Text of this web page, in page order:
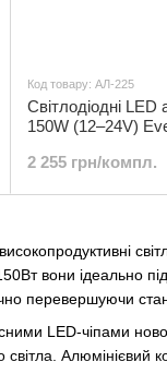
вони ідеально
перевершуючи
LED-чіпами
Алюмінієвий
Код товару: АЛ-225
Світлодіодні
150W (12–24V)
шт | АЛ-225
2 255 грн/компл.